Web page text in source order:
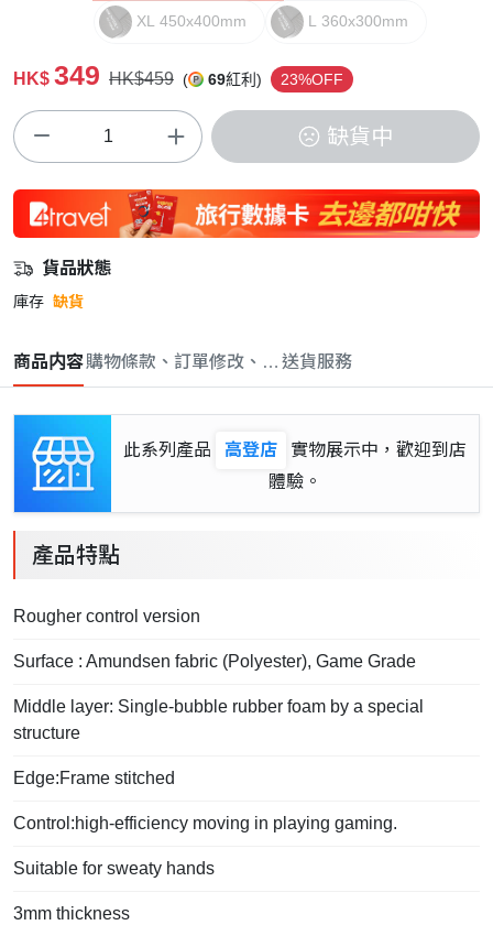
XL 450x400mm L 360x300mm
HK$ 349 HK$459 ( 69紅利) 23%OFF
缺貨中
貨品狀態
庫存 缺貨
商品内容購物條款、訂單修改、取消與退款政策
送貨服務
此系列產品 高登店
實物展示中，歡迎到店
體驗。
產品特點
Rougher control version
Surface : Amundsen fabric (Polyester), Game Grade
Middle layer: Single-bubble rubber foam by a special
structure
Edge:Frame stitched
Control:high-efficiency moving in playing gaming.
Suitable for sweaty hands
3mm thickness